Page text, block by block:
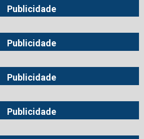
Publicidade
Publicidade
Publicidade
Publicidade